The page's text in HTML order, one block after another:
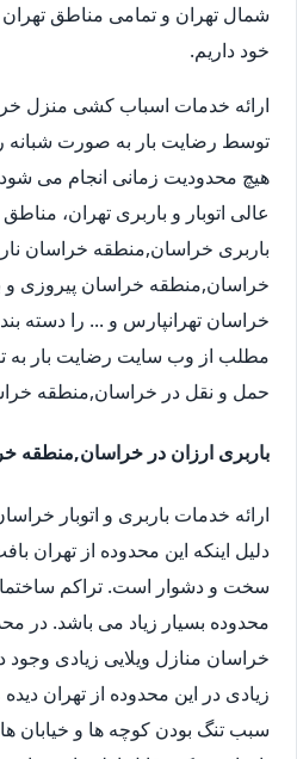
شمال تهران و تمامی مناطق
خود داریم.
ارائه خدمات اسباب کشی منزل
هیچ محدودیت زمانی انجام می
عالی اتوبار و باربری تهران،
باربری خراسان,منطقه خراسان
خراسان,منطقه خراسان پیروزی و
خراسان تهرانپارس و ... را دسته
مطلب از وب سایت رضایت بار به
حمل و نقل در خراسان,منطقه
باربری ارزان در خراسان,منطقه
ارائه خدمات باربری و اتوبار
دلیل اینکه این محدوده از تهران
سخت و دشوار است. تراکم
محدوده بسیار زیاد می باشد. در
خراسان منازل ویلایی زیادی وجود
زیادی در این محدوده از تهران
سبب تنگ بودن کوچه ها و خیابان